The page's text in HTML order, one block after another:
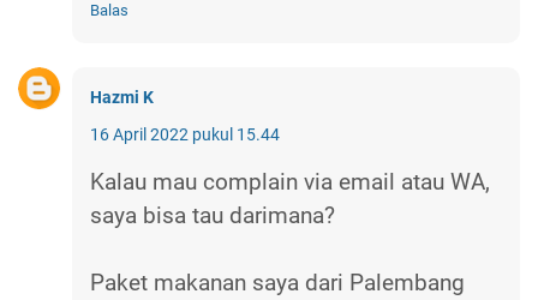
Balas
Hazmi K
16 April 2022 pukul 15.44
Kalau mau complain via email atau WA,
saya bisa tau darimana?
Paket makanan saya dari Palembang